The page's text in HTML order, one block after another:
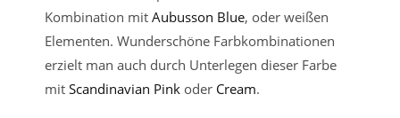
Kombination mit Aubusson Blue, oder weißen
Elementen. Wunderschöne Farbkombinationen
erzielt man auch durch Unterlegen dieser Farbe
mit Scandinavian Pink oder Cream.